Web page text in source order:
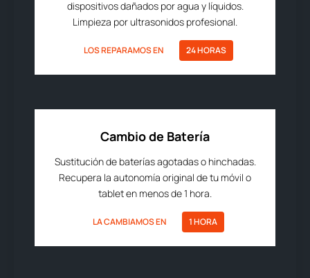
dispositivos dañados por agua y líquidos.
Limpieza por ultrasonidos profesional.
LOS REPARAMOS EN 24 HORAS
Cambio de Batería
Sustitución de baterías agotadas o hinchadas.
Recupera la autonomía original de tu móvil o
tablet en menos de 1 hora.
LA CAMBIAMOS EN 1 HORA